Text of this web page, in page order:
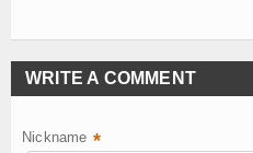
WRITE A COMMENT
Nickname *